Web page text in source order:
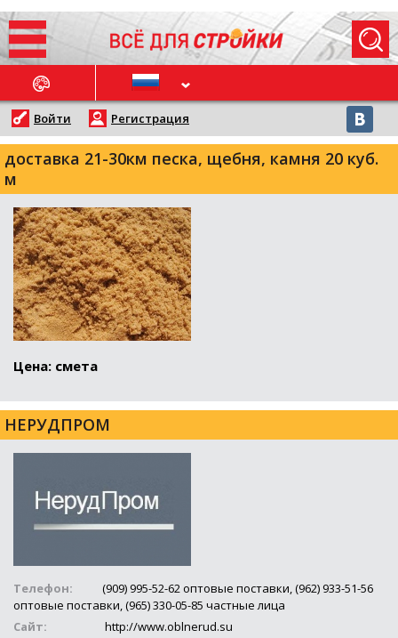
НОВОСТИ
Войти Регистрация
доставка 21-30км песка, щебня, камня 20 куб.
м
Цена: смета
НЕРУДПРОМ
Телефон:
(909) 995-52-62 оптовые поставки, (962) 933-51-56
оптовые поставки, (965) 330-05-85 частные лица
Сайт:
http://www.oblnerud.su